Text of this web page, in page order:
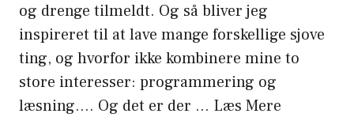
og drenge tilmeldt. Og så bliver jeg
inspireret til at lave mange forskellige sjove
ting, og hvorfor ikke kombinere mine to
store interesser: programmering og
læsning…. Og det er der … Læs Mere